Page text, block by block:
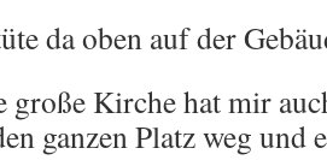
da oben auf der
große Kirche hat mir
ganzen Platz weg und